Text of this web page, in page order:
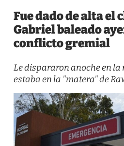
Fue dado de alta el
Gabriel baleado
conflicto gremial
Le dispararon anoche en la
estaba en la "matera" de